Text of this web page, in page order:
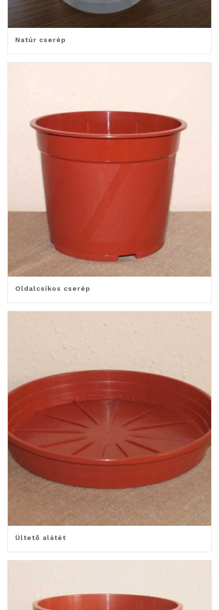
Natúr cserép
Oldalcsíkos cserép
Ültetõ alátét